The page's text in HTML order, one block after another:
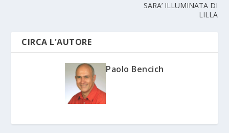
SARA’ ILLUMINATA DI
LILLA
CIRCA L'AUTORE
Paolo Bencich